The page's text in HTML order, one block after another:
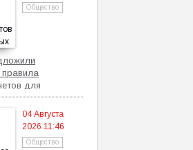
Общество
правила
для
04 Августа
2026 11:46
Общество